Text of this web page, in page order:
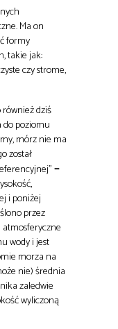
Ma on
formy
takie jak:
czy strome,
również dziś
do poziomu
mórz nie ma
został
–
i poniżej
przez
wody i jest
morza na
nie) średnia
zaledwie
wyliczoną